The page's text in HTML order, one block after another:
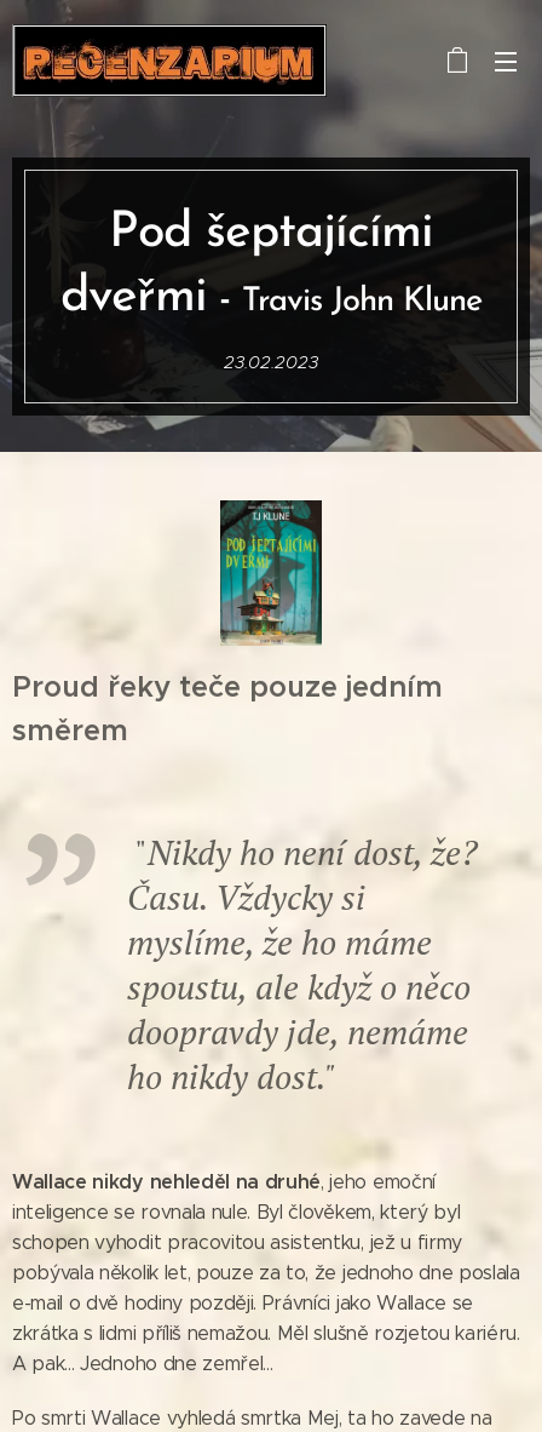
Pod šeptajícími
dveřmi - Travis John Klune
23.02.2023
Proud řeky teče pouze jedním
směrem
"Nikdy ho není dost, že?
Času. Vždycky si
myslíme, že ho máme
spoustu, ale když o něco
doopravdy jde, nemáme
ho nikdy dost."
Wallace nikdy nehleděl na druhé, jeho emoční
inteligence se rovnala nule. Byl člověkem, který byl
schopen vyhodit pracovitou asistentku, jež u firmy
pobývala několik let, pouze za to, že jednoho dne poslala
e-mail o dvě hodiny později. Právníci jako Wallace se
zkrátka s lidmi příliš nemažou. Měl slušně rozjetou kariéru.
A pak... Jednoho dne zemřel...
Po smrti Wallace vyhledá smrtka Mej, ta ho zavede na